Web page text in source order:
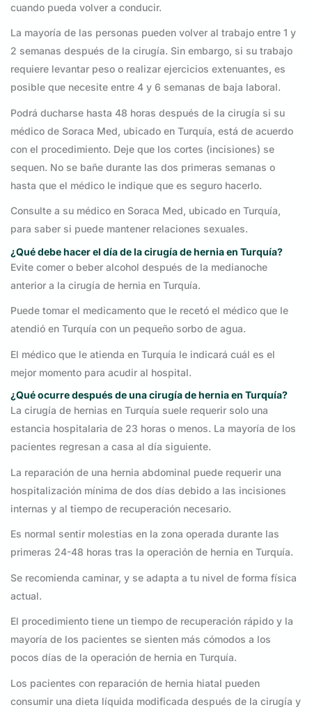
cuando pueda volver a conducir.
La mayoría de las personas pueden volver al trabajo entre 1 y
2 semanas después de la cirugía. Sin embargo, si su trabajo
requiere levantar peso o realizar ejercicios extenuantes, es
posible que necesite entre 4 y 6 semanas de baja laboral.
Podrá ducharse hasta 48 horas después de la cirugía si su
médico de Soraca Med, ubicado en Turquía, está de acuerdo
con el procedimiento. Deje que los cortes (incisiones) se
sequen. No se bañe durante las dos primeras semanas o
hasta que el médico le indique que es seguro hacerlo.
Consulte a su médico en Soraca Med, ubicado en Turquía,
para saber si puede mantener relaciones sexuales.
¿Qué debe hacer el día de la cirugía de hernia en Turquía?
Evite comer o beber alcohol después de la medianoche
anterior a la cirugía de hernia en Turquía.
Puede tomar el medicamento que le recetó el médico que le
atendió en Turquía con un pequeño sorbo de agua.
El médico que le atienda en Turquía le indicará cuál es el
mejor momento para acudir al hospital.
¿Qué ocurre después de una cirugía de hernia en Turquía?
La cirugía de hernias en Turquía suele requerir solo una
estancia hospitalaria de 23 horas o menos. La mayoría de los
pacientes regresan a casa al día siguiente.
La reparación de una hernia abdominal puede requerir una
hospitalización mínima de dos días debido a las incisiones
internas y al tiempo de recuperación necesario.
Es normal sentir molestias en la zona operada durante las
primeras 24-48 horas tras la operación de hernia en Turquía.
Se recomienda caminar, y se adapta a tu nivel de forma física
actual.
El procedimiento tiene un tiempo de recuperación rápido y la
mayoría de los pacientes se sienten más cómodos a los
pocos días de la operación de hernia en Turquía.
Los pacientes con reparación de hernia hiatal pueden
consumir una dieta líquida modificada después de la cirugía y